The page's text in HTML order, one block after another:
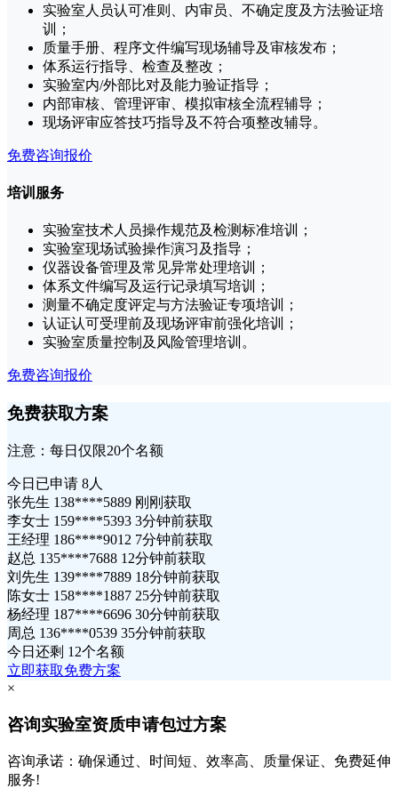
实验室人员认可准则、内审员、不确定度及方法验证培
训；
质量手册、程序文件编写现场辅导及审核发布；
体系运行指导、检查及整改；
实验室内/外部比对及能力验证指导；
内部审核、管理评审、模拟审核全流程辅导；
现场评审应答技巧指导及不符合项整改辅导。
免费咨询报价
培训服务
实验室技术人员操作规范及检测标准培训；
实验室现场试验操作演习及指导；
仪器设备管理及常见异常处理培训；
体系文件编写及运行记录填写培训；
测量不确定度评定与方法验证专项培训；
认证认可受理前及现场评审前强化培训；
实验室质量控制及风险管理培训。
免费咨询报价
免费获取方案
注意：每日仅限20个名额
今日已申请 8人
张先生 138****5889 刚刚获取
李女士 159****5393 3分钟前获取
王经理 186****9012 7分钟前获取
赵总 135****7688 12分钟前获取
刘先生 139****7889 18分钟前获取
陈女士 158****1887 25分钟前获取
杨经理 187****6696 30分钟前获取
周总 136****0539 35分钟前获取
今日还剩 12个名额
立即获取免费方案
×
咨询实验室资质申请包过方案
咨询承诺：确保通过、时间短、效率高、质量保证、免费延伸
服务!